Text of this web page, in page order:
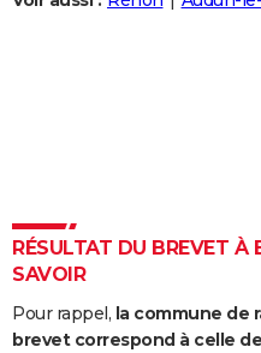
DICTIONNAIRE
Dictionnaire
Biographies
Citations
Expressions
Proverbes
PROGRAMME TV
COPAINS D'AVANT
RÉSULTAT DU BREVET À
SAVOIR
Pour rappel, la commune de
brevet correspond à celle